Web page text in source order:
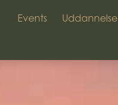
Events Uddannelse